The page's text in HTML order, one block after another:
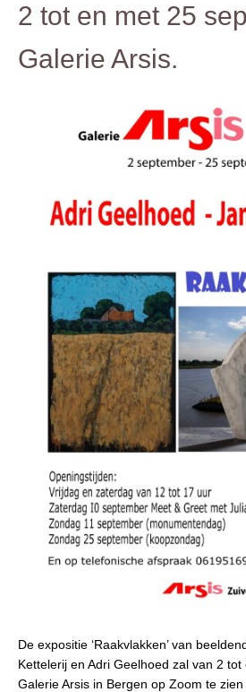
2 tot en met 25
Galerie Arsis.
De expositie ‘Raakvlakken’ van
Kettelerij en Adri Geelhoed zal van 2
Galerie Arsis in Bergen op Zoom te